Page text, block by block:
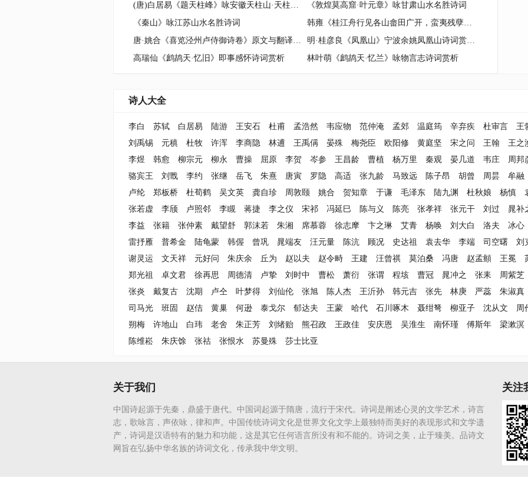
(唐)白居易《题天柱峰》咏安徽天柱山·天柱峰诗词
《敦煌莫高窟·叶元章》咏甘肃山水名胜诗词
《秦山》咏江苏山水名胜诗词
韩雍《桂江舟行见各山畲田广开，蛮夷残孽持兵供役，夹道拜迎。视往年处处益多，喜而有作》即事感怀诗词赏析
唐·姚合《喜览泾州卢侍御诗卷》原文与翻译、赏析
明·桂彦良《凤凰山》宁波余姚凤凰山诗词赏析
高瑞仙《鹧鸪天·忆旧》即事感怀诗词赏析
林叶萌《鹧鸪天·忆兰》咏物言志诗词赏析
诗人大全
李白 苏轼 白居易 陆游 王安石 杜甫 孟浩然 韦应物 范仲淹 孟郊 温庭筠 辛弃疾 杜审言
王
刘禹锡
元稹 杜牧 许浑 李商隐 林逋 王禹偁 晏殊 梅尧臣 欧阳修 黄庭坚 宋之问 王翰
王之
李煜
韩愈 柳宗元 柳永 曹操 屈原 李贺 岑参 王昌龄 曹植 杨万里 秦观 晏几道 韦庄
周邦
骆宾王
刘戬 李约 张继 岳飞 朱熹 唐寅 罗隐 高适 张九龄 马致远 陈子昂 胡曾 周昙
牟融
卢纶
郑板桥 杜荀鹤 吴文英 龚自珍 周敦颐 姚合 贺知章 于谦 毛泽东 陆九渊 杜秋娘 杨慎
张若虚
李颀 卢照邻 李瞡 蒋捷 李之仪 宋祁 冯延巳 陈与义 陈亮 张孝祥 张元干 刘过
晁补
李益
张籍 张仲素 戴望舒 郭沫若 朱湘 席慕蓉 徐志摩 卞之琳 艾青 杨唤 刘大白 洛夫
冰心
雷抒雁
普希金 陆龟蒙 韩偓 曾巩 晁端友 汪元量 陈沆 顾况 史达祖 袁去华 李端 司空曙
刘
谢灵运
文天祥 元好问 朱庆余 丘为 赵以夫 赵令畤 王建 汪曾祺 莫泊桑 冯唐 赵孟頫 王冕
郑光祖
卓文君 徐再思 周德清 卢挚 刘时中 曹松 萧衍 张谓 程垓 曹冠 晁冲之 张耒
周紫芝
张炎
戴复古 沈期 卢仝 叶梦得 刘仙伦 张旭 陈人杰 王沂孙 韩元吉 张先 林庚 严蕊
朱淑真
司马光
班固 赵佶 黄巢 何逊 泰戈尔 郁达夫 王蒙 哈代 石川啄木 聂绀弩 柳亚子 沈从文
周
朔梅
许地山 白玮 老舍 朱正芳 刘绪贻 熊召政 王政佳 安庆恩 吴淮生 南怀瑾 傅斯年
梁漱溟
陈维崧
朱庆馀 张祜 张恨水 苏曼殊 莎士比亚
关于我们
中国诗起源于先秦，鼎盛于唐代。中国词起源于隋唐，流行于宋代。诗词是阐述心灵的文学艺术，诗言
志，歌咏言，声依咏，律和声。中国传统诗词文化是世界文化文学上最独特而美好的表现形式和文学遗
产，诗词是汉语特有的魅力和功能，这是其它任何语言所没有和不能的。诗词之美，止于臻美。品诗文
网旨在弘扬中华名族的诗词文化，传承我中华文明。
关注